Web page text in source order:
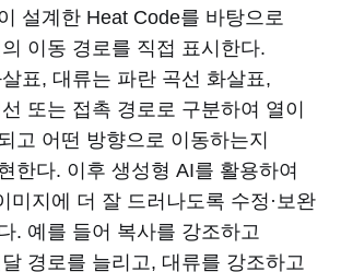
설계한 Heat Code를 바탕으로
이동 경로를 직접 표시한다.
표, 대류는 파란 곡선 화살표,
또는 접촉 경로로 구분하여 열이
고 어떤 방향으로 이동하는지
한다. 이후 생성형 AI를 활용하여
미지에 더 잘 드러나도록 수정·보완
. 예를 들어 복사를 강조하고
경로를 늘리고, 대류를 강조하고